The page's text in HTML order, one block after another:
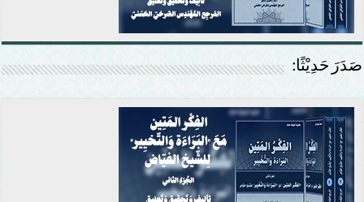
صَدَرَ حَدِيْثًا: